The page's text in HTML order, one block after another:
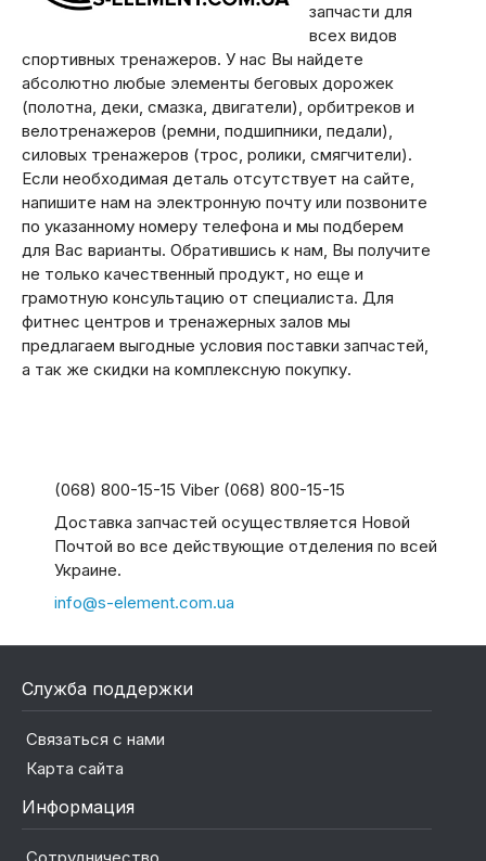
запчасти для
всех видов
спортивных тренажеров. У нас Вы найдете
абсолютно любые элементы беговых дорожек
(полотна, деки, смазка, двигатели), орбитреков и
велотренажеров (ремни, подшипники, педали),
силовых тренажеров (трос, ролики, смягчители).
Если необходимая деталь отсутствует на сайте,
напишите нам на электронную почту или позвоните
по указанному номеру телефона и мы подберем
для Вас варианты. Обратившись к нам, Вы получите
не только качественный продукт, но еще и
грамотную консультацию от специалиста. Для
фитнес центров и тренажерных залов мы
предлагаем выгодные условия поставки запчастей,
а так же скидки на комплексную покупку.
(068) 800-15-15 Viber (068) 800-15-15
Доставка запчастей осуществляется Новой
Почтой во все действующие отделения по всей
Украине.
info@s-element.com.ua
Служба поддержки
Связаться с нами
Карта сайта
Информация